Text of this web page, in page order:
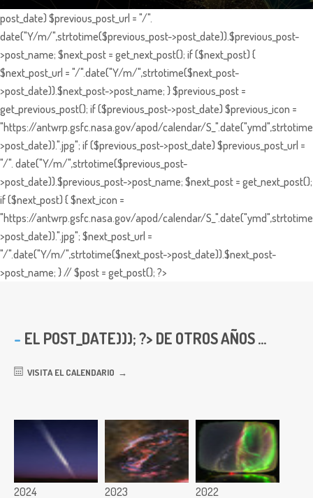
post_date) $previous_post_url = "/".
date("Y/m/",strtotime($previous_post->post_date)).$previous_post-
>post_name; $next_post = get_next_post(); if ($next_post) {
$next_post_url = "/".date("Y/m/",strtotime($next_post-
>post_date)).$next_post->post_name; } $previous_post =
get_previous_post(); if ($previous_post->post_date) $previous_icon =
"https://antwrp.gsfc.nasa.gov/apod/calendar/
>post_date)).".jpg"; if ($previous_post->post_date) $previous_post_url =
"/". date("Y/m/",strtotime($previous_post-
>post_date)).$previous_post->post_name; $next_post = get_next_post();
if ($next_post) { $next_icon =
"https://antwrp.gsfc.nasa.gov/apod/calendar/
>post_date)).".jpg"; $next_post_url =
"/".date("Y/m/",strtotime($next_post->post_date)).$next_post-
>post_name; } // $post = get_post(); ?>
EL POST_DATE))); ?> DE OTROS AÑOS ...
VISITA EL CALENDARIO
2024 2023 2022